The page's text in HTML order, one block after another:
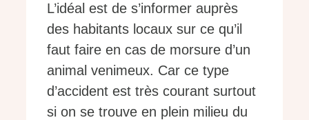
L’idéal est de s’informer auprès
des habitants locaux sur ce qu’il
faut faire en cas de morsure d’un
animal venimeux. Car ce type
d’accident est très courant surtout
si on se trouve en plein milieu du